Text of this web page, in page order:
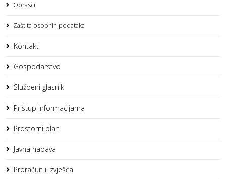
Obrasci
Zaštita osobnih podataka
Kontakt
Gospodarstvo
Službeni glasnik
Pristup informacijama
Prostorni plan
Javna nabava
Proračun i izvješća